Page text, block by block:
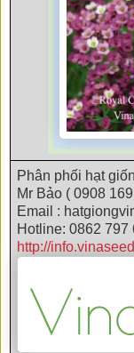
Phân phối hạt
Mr Bảo ( 0908
Email :
Hotline: 0862
http://